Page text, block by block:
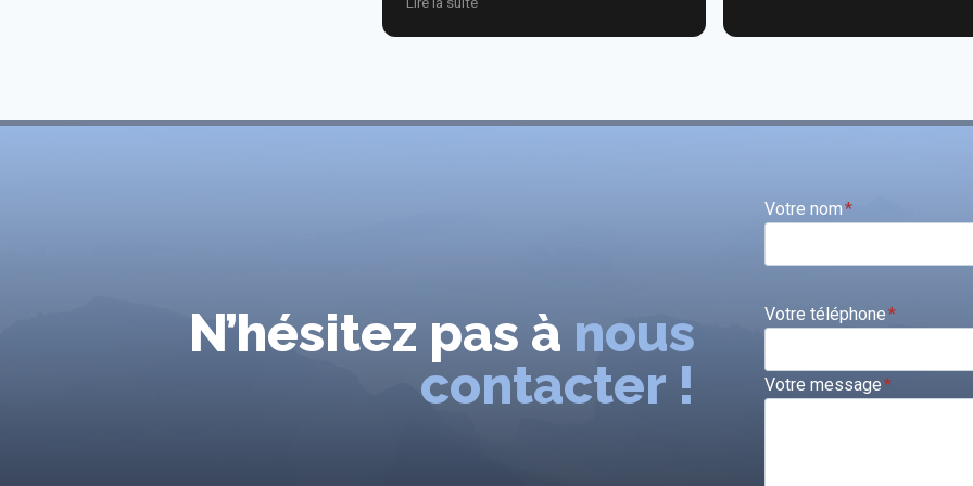
nous. Je recommande vivement.
N’hésitez pas à nous
contacter !
Votre nom*
Votre téléphone*
Votre message*